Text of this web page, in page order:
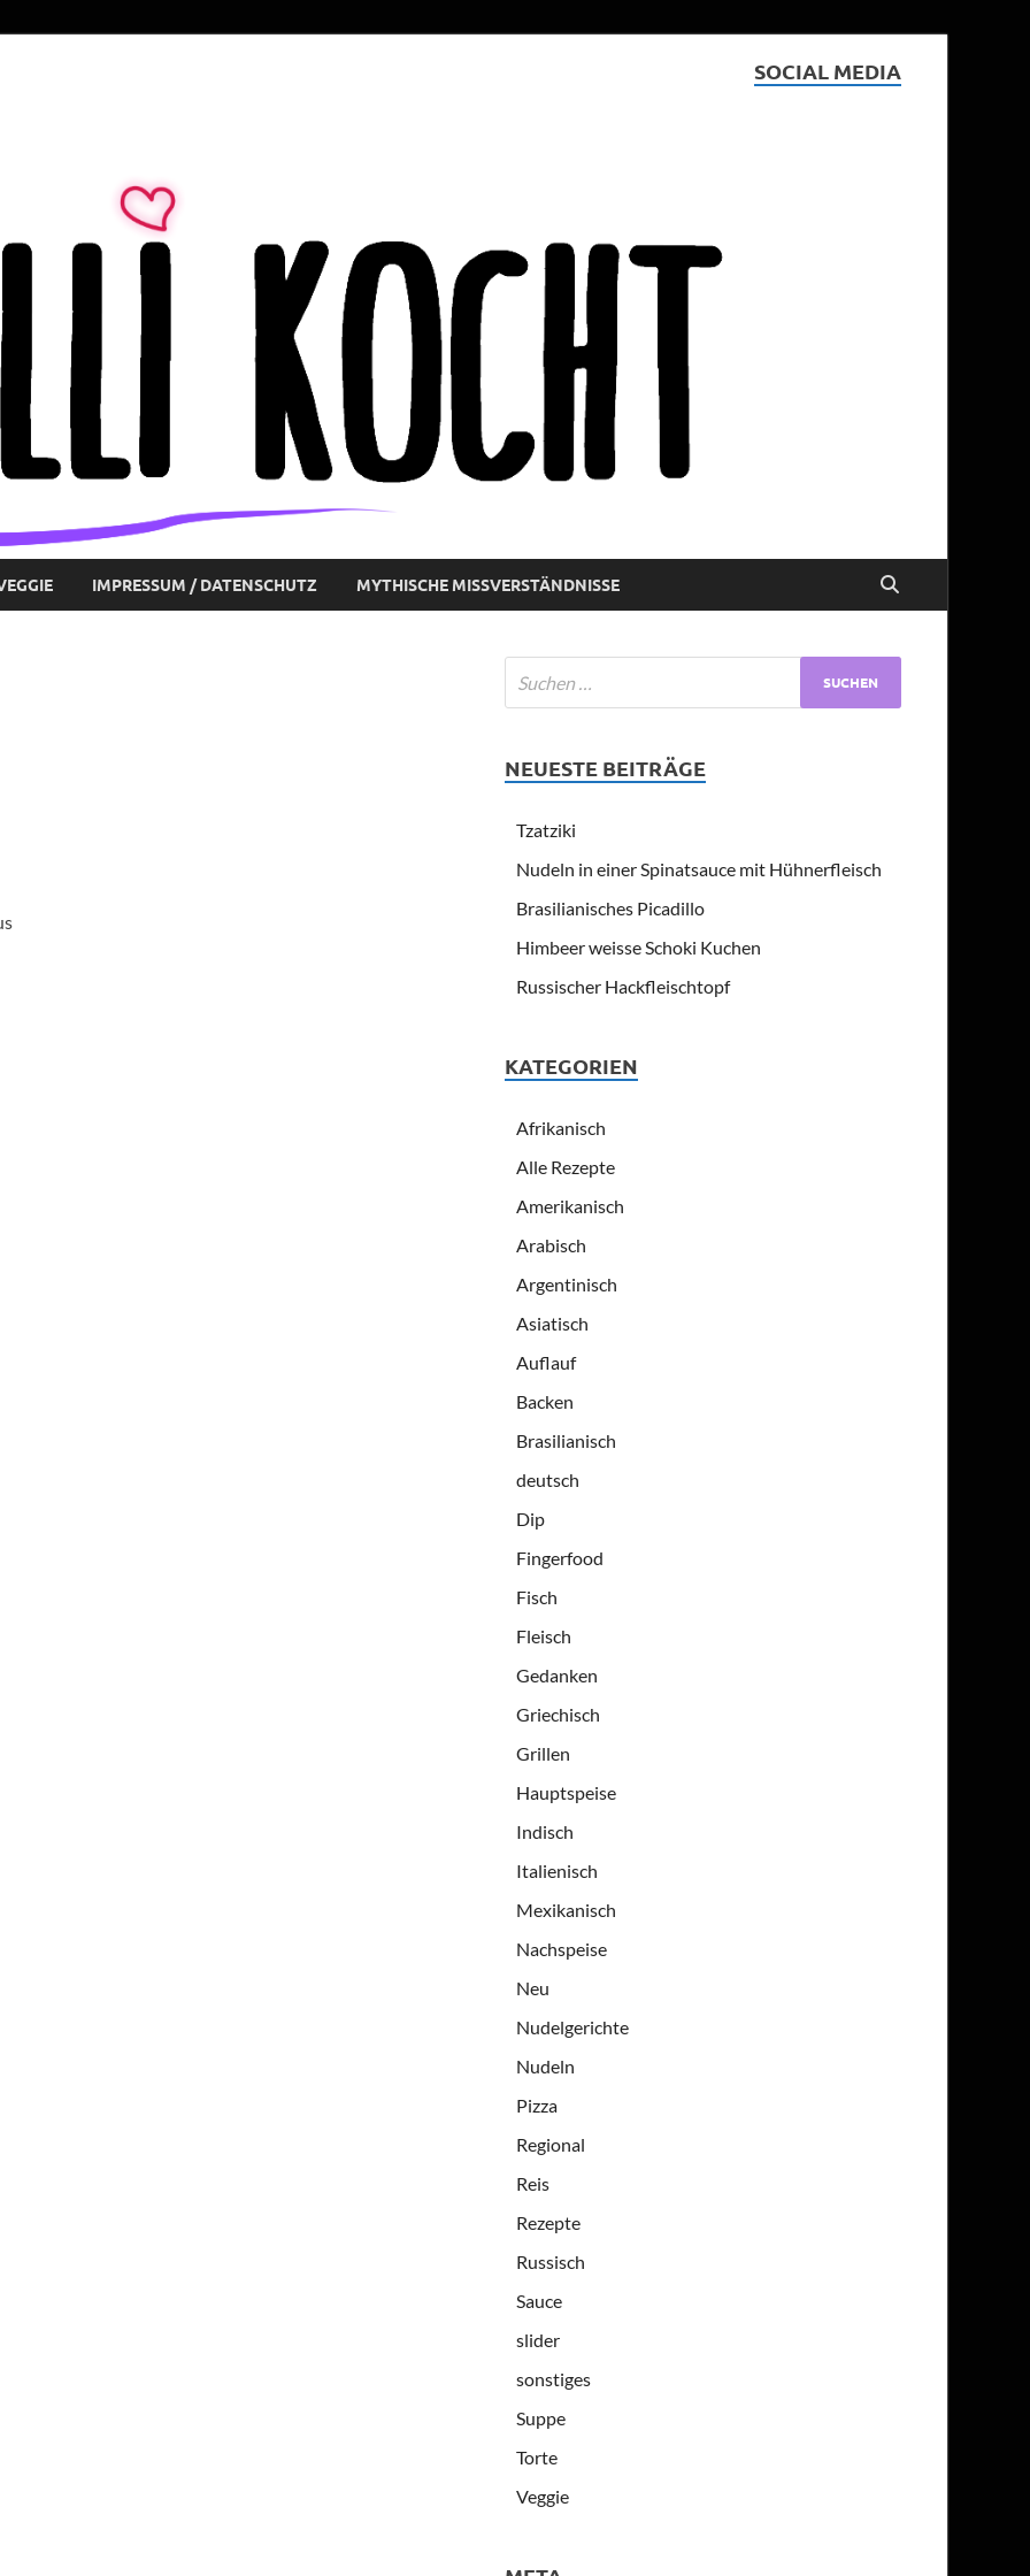
SOCIAL MEDIA
IMPRESSUM / DATENSCHUTZ MYTHISCHE MISSVERSTÄNDNISSE
NEUESTE BEITRÄGE
Tzatziki
Nudeln in einer Spinatsauce mit Hühnerfleisch
Brasilianisches Picadillo
Himbeer weisse Schoki Kuchen
Russischer Hackfleischtopf
KATEGORIEN
Afrikanisch
Alle Rezepte
Amerikanisch
Arabisch
Argentinisch
Asiatisch
Auflauf
Backen
Brasilianisch
deutsch
Dip
Fingerfood
Fisch
Fleisch
Gedanken
Griechisch
Grillen
Hauptspeise
Indisch
Italienisch
Mexikanisch
Nachspeise
Neu
Nudelgerichte
Nudeln
Pizza
Regional
Reis
Rezepte
Russisch
Sauce
slider
sonstiges
Suppe
Torte
Veggie